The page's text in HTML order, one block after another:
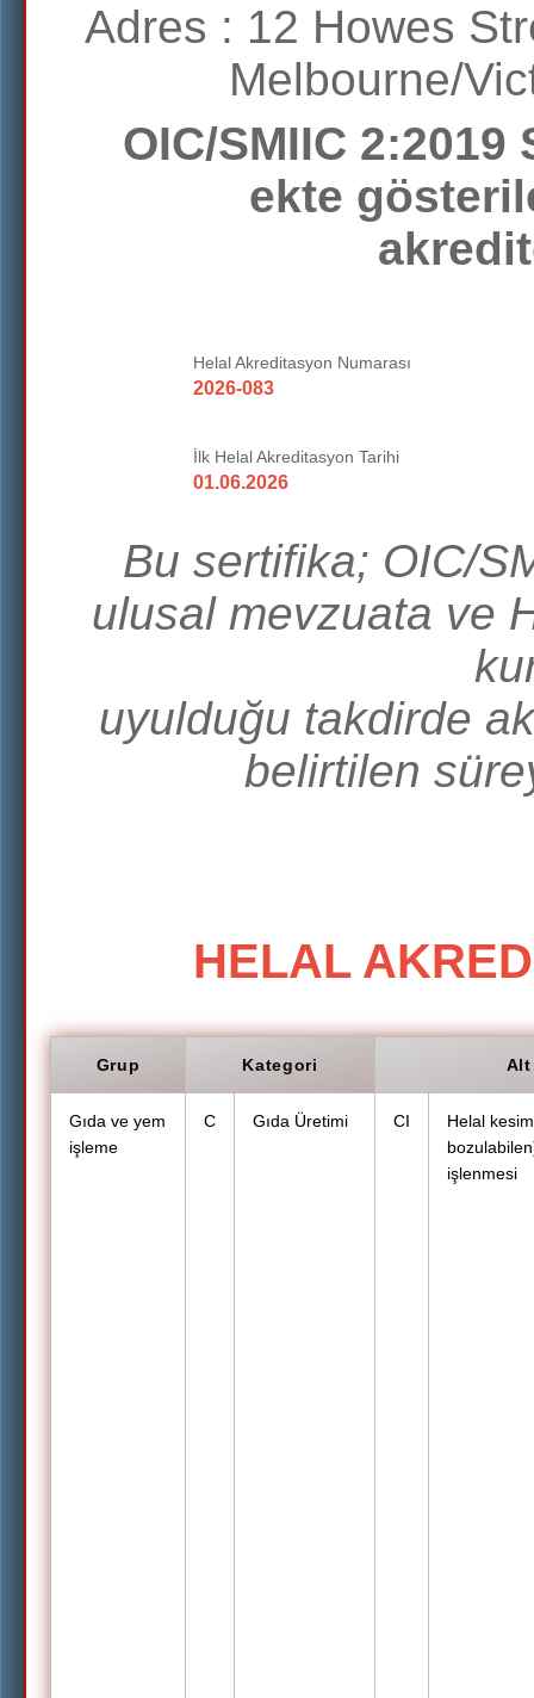
Adres : 12 Howes
Melbourne/
OIC/SMIIC
ekte
Helal Akreditasyon Numarası
2026-083
İlk Helal Akreditasyon Tarihi
01.06.2026
Bu sertifika; OIC/
ulusal mevzuata ve
uyulduğu takdirde
belirtilen
HELAL
Grup Kategori Alt
Gıda ve yem
işleme
C Gıda Üretimi CI
Helal
işlenmesi